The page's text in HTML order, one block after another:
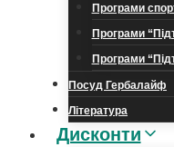
Програми
Програми
Програми
Посуд Гербалайф
Література
Дисконти